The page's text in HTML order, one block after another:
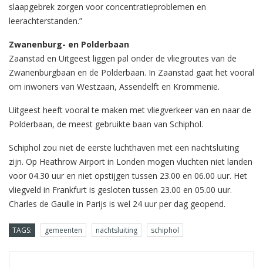
slaapgebrek zorgen voor concentratieproblemen en
leerachterstanden.”
Zwanenburg- en Polderbaan
Zaanstad en Uitgeest liggen pal onder de vliegroutes van de
Zwanenburgbaan en de Polderbaan. In Zaanstad gaat het vooral
om inwoners van Westzaan, Assendelft en Krommenie.
Uitgeest heeft vooral te maken met vliegverkeer van en naar de
Polderbaan, de meest gebruikte baan van Schiphol.
Schiphol zou niet de eerste luchthaven met een nachtsluiting
zijn. Op Heathrow Airport in Londen mogen vluchten niet landen
voor 04.30 uur en niet opstijgen tussen 23.00 en 06.00 uur. Het
vliegveld in Frankfurt is gesloten tussen 23.00 en 05.00 uur.
Charles de Gaulle in Parijs is wel 24 uur per dag geopend.
TAGS: gemeenten nachtsluiting schiphol